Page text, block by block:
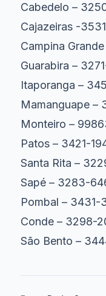
Cabedelo –
Cajazeiras -
Campina
Guarabira –
Itaporanga –
Mamanguape –
Monteiro –
Patos – 3421-
Santa Rita –
Sapé – 3283-
Pombal – 3431-
Conde – 3298-
São Bento –